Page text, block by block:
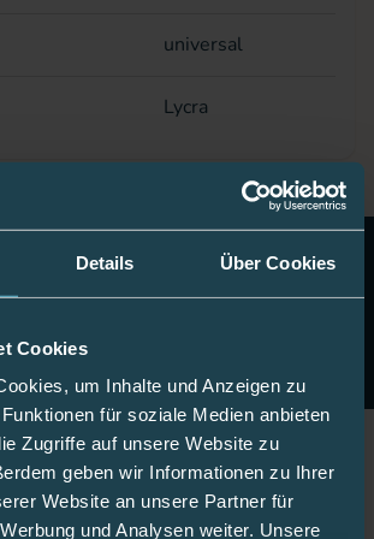
Details Über Cookies
Cookies
um Inhalte und Anzeigen zu
für soziale Medien anbieten
Zugriffe auf unsere Website zu
geben wir Informationen zu Ihrer
Website an unsere Partner für
und Analysen weiter. Unsere
universal
Lycra
Abonnieren Sie unseren Newsletter
Gutschein im Wert von 10 Euro auf
Jetzt anmelden
Jetzt Fan werden!